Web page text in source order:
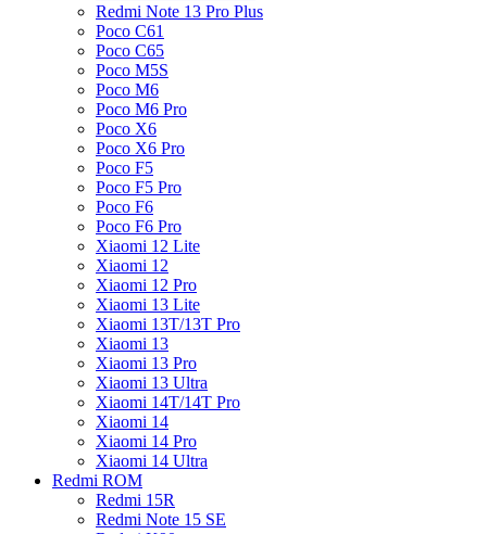
Redmi Note 13 Pro Plus
Poco C61
Poco C65
Poco M5S
Poco M6
Poco M6 Pro
Poco X6
Poco X6 Pro
Poco F5
Poco F5 Pro
Poco F6
Poco F6 Pro
Xiaomi 12 Lite
Xiaomi 12
Xiaomi 12 Pro
Xiaomi 13 Lite
Xiaomi 13T/13T Pro
Xiaomi 13
Xiaomi 13 Pro
Xiaomi 13 Ultra
Xiaomi 14T/14T Pro
Xiaomi 14
Xiaomi 14 Pro
Xiaomi 14 Ultra
Redmi ROM
Redmi 15R
Redmi Note 15 SE